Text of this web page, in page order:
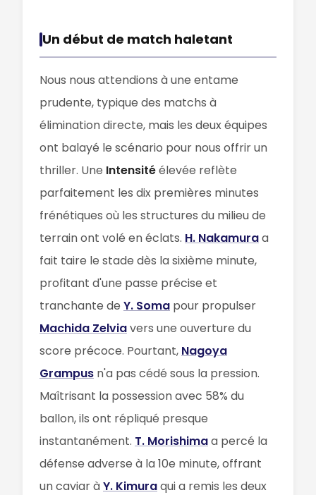
Un début de match haletant
Nous nous attendions à une entame
prudente, typique des matchs à
élimination directe, mais les deux équipes
ont balayé le scénario pour nous offrir un
thriller. Une Intensitéélevée reflète
parfaitement les dix premières minutes
frénétiques où les structures du milieu de
terrain ont volé en éclats. H. Nakamuraa
fait taire le stade dès la sixième minute,
profitant d'une passe précise et
tranchante de Y. Soma pour propulser
Machida Zelviavers une ouverture du
score précoce. Pourtant, Nagoya
Grampus n'a pas cédé sous la pression.
Maîtrisant la possession avec 58% du
ballon, ils ont répliqué presque
instantanément. T. Morishimaa percé la
défense adverse à la 10e minute, offrant
un caviar àY. Kimuraqui a remis les deux